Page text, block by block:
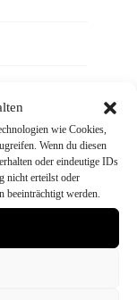
wie Cookies,
Wenn du diesen
oder eindeutige IDs
nicht erteilst oder
beeinträchtigt werden.